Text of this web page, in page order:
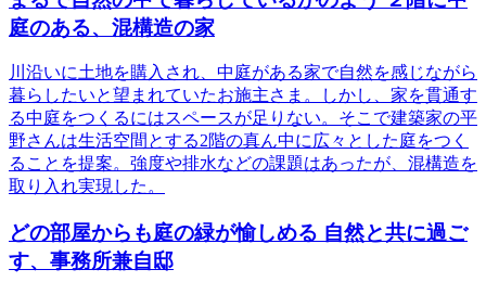
庭のある、混構造の家
川沿いに土地を購入され、中庭がある家で自然を感じながら
暮らしたいと望まれていたお施主さま。しかし、家を貫通す
る中庭をつくるにはスペースが足りない。そこで建築家の平
野さんは生活空間とする2階の真ん中に広々とした庭をつく
ることを提案。強度や排水などの課題はあったが、混構造を
取り入れ実現した。
どの部屋からも庭の緑が愉しめる 自然と共に過ご
す、事務所兼自邸